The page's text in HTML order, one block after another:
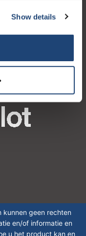
Show details
geen rechten
en/of informatie en
u het product kan en